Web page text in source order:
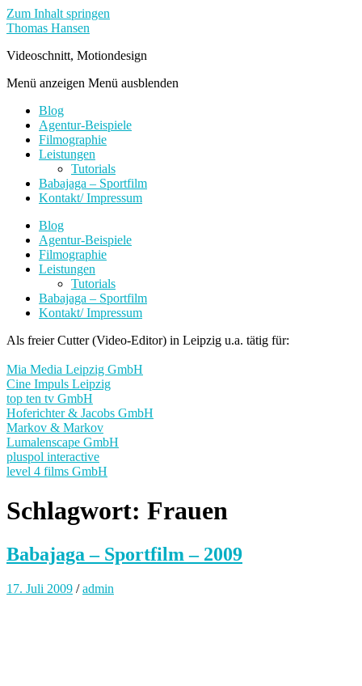
Zum Inhalt springen
Thomas Hansen
Videoschnitt, Motiondesign
Menü anzeigen Menü ausblenden
Blog
Agentur-Beispiele
Filmographie
Leistungen
Tutorials
Babajaga – Sportfilm
Kontakt/ Impressum
Blog
Agentur-Beispiele
Filmographie
Leistungen
Tutorials
Babajaga – Sportfilm
Kontakt/ Impressum
Als freier Cutter (Video-Editor) in Leipzig u.a. tätig für:
Mia Media Leipzig GmbH
Cine Impuls Leipzig
top ten tv GmbH
Hoferichter & Jacobs GmbH
Markov & Markov
Lumalenscape GmbH
pluspol interactive
level 4 films GmbH
Schlagwort: Frauen
Babajaga – Sportfilm – 2009
17. Juli 2009 /admin